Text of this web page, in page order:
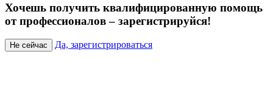
Хочешь получить квалифицированную помощь
от профессионалов – зарегистрируйся!
Не сейчас Да, зарегистрироваться